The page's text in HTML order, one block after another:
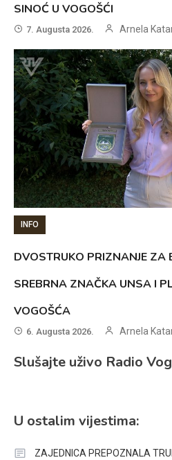
SINOĆ U VOGOŠĆI
7. Augusta 2026. Arnela
INFO
DVOSTRUKO PRIZNANJE ZA
SREBRNA ZNAČKA UNSA I
VOGOŠĆA
6. Augusta 2026. Arnela
Slušajte uživo Radio
U ostalim vijestima:
ZAJEDNICA PREPOZNALA